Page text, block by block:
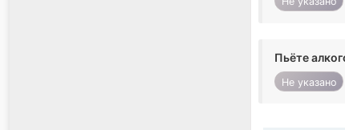
Пьёте
Не указано